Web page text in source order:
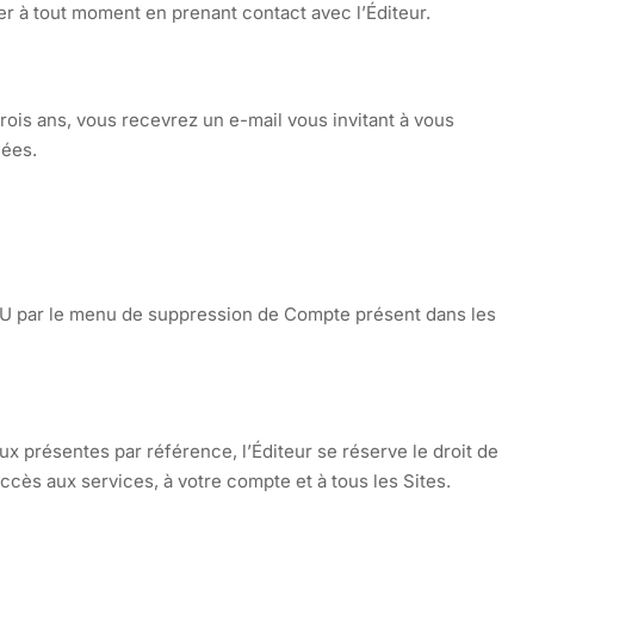
à tout moment en prenant contact avec l’Éditeur.
ans, vous recevrez un e-mail vous invitant à vous
par le menu de suppression de Compte présent dans les
présentes par référence, l’Éditeur se réserve le droit de
aux services, à votre compte et à tous les Sites.